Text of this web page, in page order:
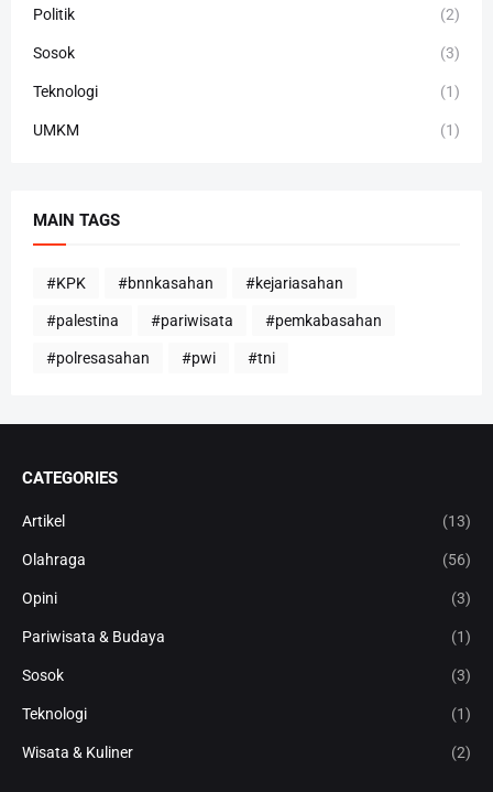
Politik (2)
Sosok (3)
Teknologi (1)
UMKM (1)
MAIN TAGS
#KPK #bnnkasahan #kejariasahan
#palestina #pariwisata #pemkabasahan
#polresasahan #pwi #tni
CATEGORIES
Artikel (13)
Olahraga (56)
Opini (3)
Pariwisata & Budaya (1)
Sosok (3)
Teknologi (1)
Wisata & Kuliner (2)